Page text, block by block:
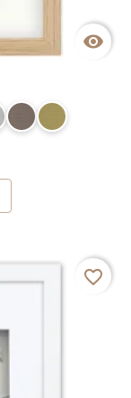

favorite_border